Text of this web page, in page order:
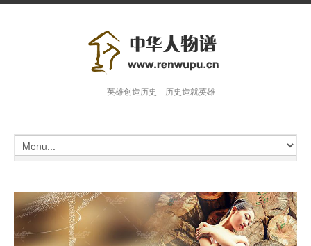
英雄创造历史 历史造就英雄